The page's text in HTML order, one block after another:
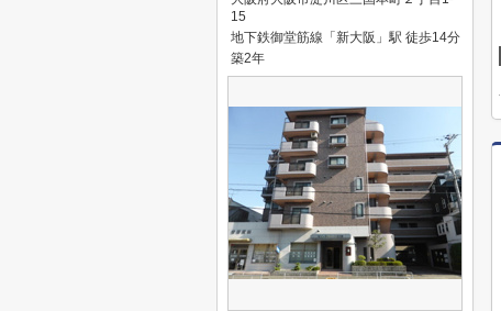
15
地下鉄御堂筋線「新大阪」駅 徒歩14分
築2年